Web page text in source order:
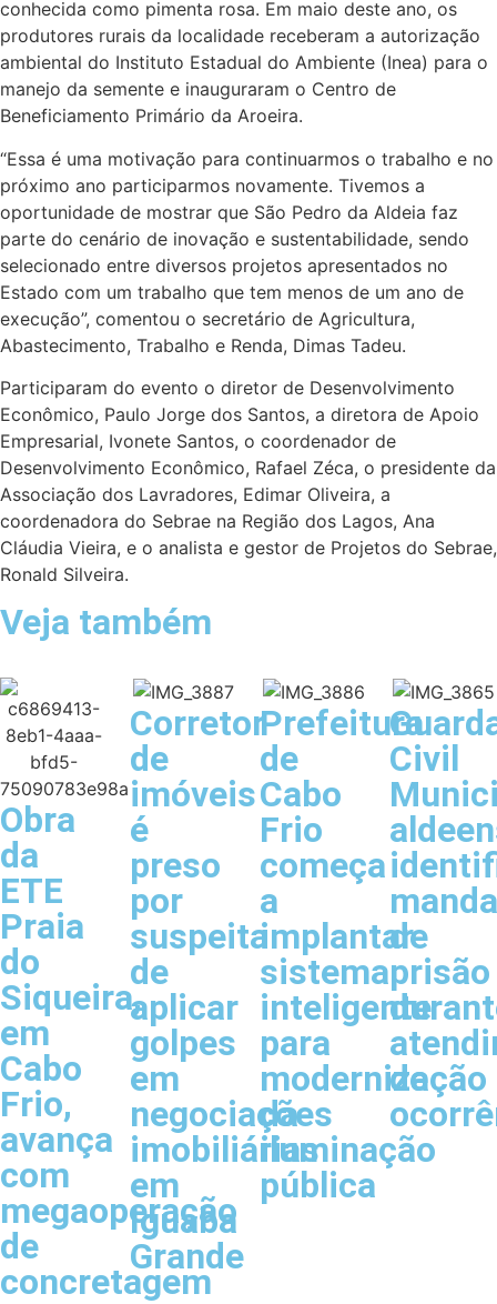
conhecida como pimenta rosa. Em maio deste ano, os
produtores rurais da localidade receberam a autorização
ambiental do Instituto Estadual do Ambiente (Inea) para o
manejo da semente e inauguraram o Centro de
Beneficiamento Primário da Aroeira.
“Essa é uma motivação para continuarmos o trabalho e no
próximo ano participarmos novamente. Tivemos a
oportunidade de mostrar que São Pedro da Aldeia faz
parte do cenário de inovação e sustentabilidade, sendo
selecionado entre diversos projetos apresentados no
Estado com um trabalho que tem menos de um ano de
execução”, comentou o secretário de Agricultura,
Abastecimento, Trabalho e Renda, Dimas Tadeu.
Participaram do evento o diretor de Desenvolvimento
Econômico, Paulo Jorge dos Santos, a diretora de Apoio
Empresarial, Ivonete Santos, o coordenador de
Desenvolvimento Econômico, Rafael Zéca, o presidente da
Associação dos Lavradores, Edimar Oliveira, a
coordenadora do Sebrae na Região dos Lagos, Ana
Cláudia Vieira, e o analista e gestor de Projetos do Sebrae,
Ronald Silveira.
Veja também
Obra
da
ETE
Praia
do
Siqueira,
em
Cabo
Frio,
avança
com
megaoperação
de
concretagem
Corretor
de
imóveis
é
preso
por
suspeita
de
aplicar
golpes
em
negociações
imobiliárias
em
Iguaba
Grande
Prefeitura
de
Cabo
Frio
começa
a
implantar
sistema
inteligente
para
modernização
da
iluminação
pública
Civil
de
prisão
de